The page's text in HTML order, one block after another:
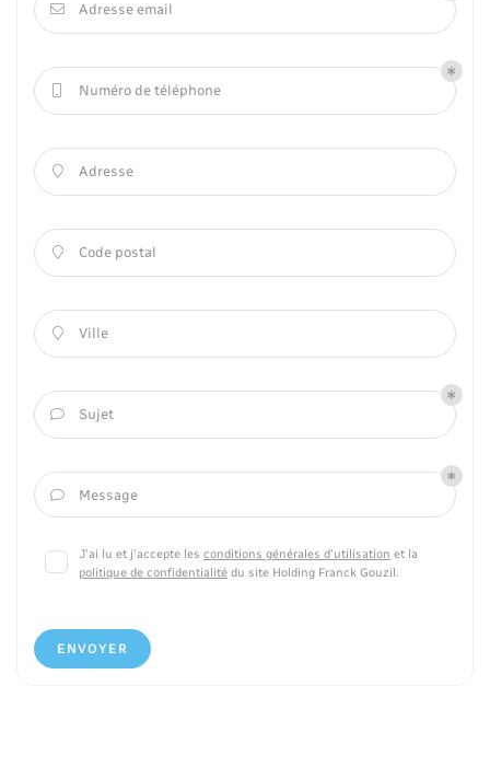
 Adresse email
Numéro de téléphone
 Adresse
 Code postal
 Ville
 Sujet
 Message
J'ai lu et j'accepte les conditions générales d'utilisation et la
politique de confidentialité du site Holding Franck Gouzil.
ENVOYER